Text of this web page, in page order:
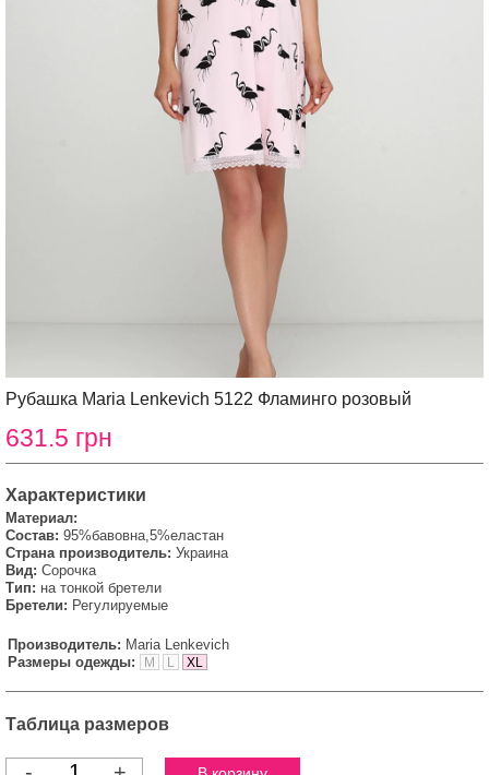
Рубашка Maria Lenkevich 5122 Фламинго розовый
631.5 грн
Характеристики
Материал:
Состав: 95%бавовна,5%еластан
Страна производитель: Украина
Вид: Сорочка
Тип: на тонкой бретели
Бретели: Регулируемые
Производитель: Maria Lenkevich
Размеры одежды:
M L XL
Таблица размеров